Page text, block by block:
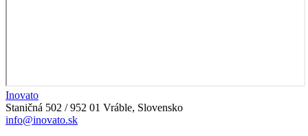
Inovato
Staničná 502 / 952 01 Vráble, Slovensko
info@inovato.sk